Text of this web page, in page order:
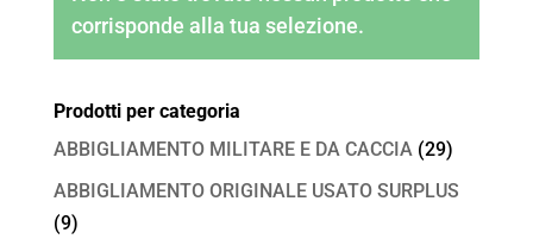
corrisponde alla tua selezione.
Prodotti per categoria
ABBIGLIAMENTO MILITARE E DA CACCIA (29)
ABBIGLIAMENTO ORIGINALE USATO SURPLUS
(9)